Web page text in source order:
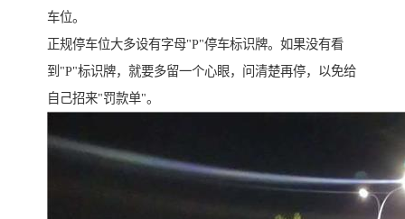
车位。
正规停车位大多设有字母"P"停车标识牌。如果没有看
到"P"标识牌，就要多留一个心眼，问清楚再停，以免给
自己招来"罚款单"。